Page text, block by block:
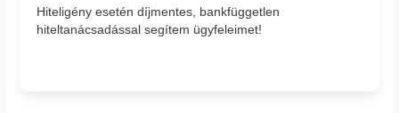
Hiteligény esetén díjmentes, bankfüggetlen
hiteltanácsadással segítem ügyfeleimet!